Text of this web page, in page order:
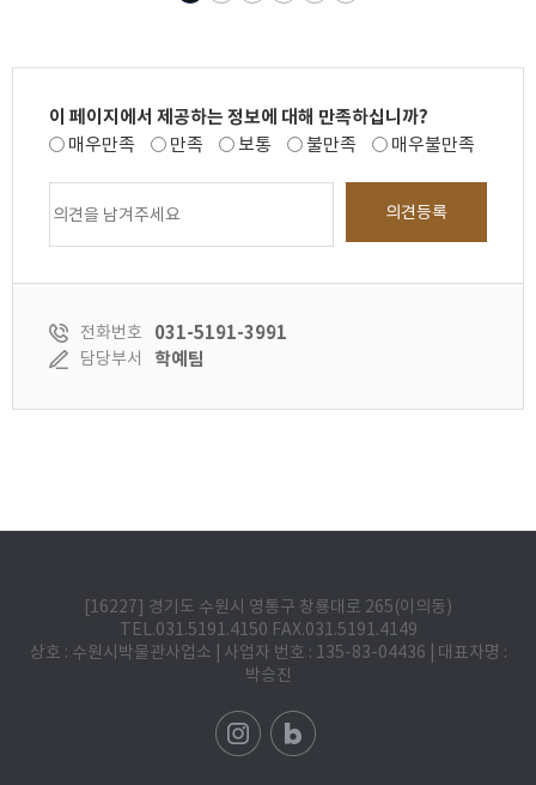
이 페이지에서 제공하는 정보에 대해 만족하십니까?
매우만족
만족 보통 불만족 매우불만족
의견등록
전화번호 031-5191-3991
담당부서 학예팀
[16227] 경기도 수원시 영통구 창룡대로 265(이의동)
TEL.031.5191.4150 FAX.031.5191.4149
상호 : 수원시박물관사업소 | 사업자 번호 : 135-83-04436 | 대표자명 :
박승진